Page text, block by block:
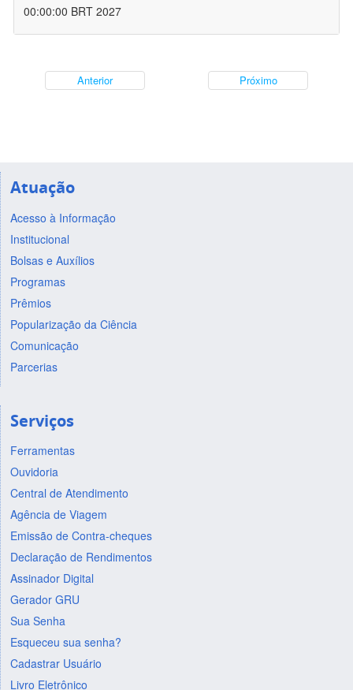
00:00:00 BRT 2027
Anterior Próximo
Atuação
Acesso à Informação
Institucional
Bolsas e Auxílios
Programas
Prêmios
Popularização da Ciência
Comunicação
Parcerias
Serviços
Ferramentas
Ouvidoria
Central de Atendimento
Agência de Viagem
Emissão de Contra-cheques
Declaração de Rendimentos
Assinador Digital
Gerador GRU
Sua Senha
Esqueceu sua senha?
Cadastrar Usuário
Livro Eletrônico